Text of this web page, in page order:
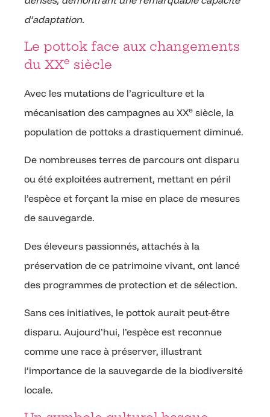
d’adaptation.
Le pottok face aux changements
du XXe siècle
Avec les mutations de l’agriculture et la
mécanisation des campagnes au XXe siècle, la
population de pottoks a drastiquement diminué.
De nombreuses terres de parcours ont disparu
ou été exploitées autrement, mettant en péril
l’espèce et forçant la mise en place de mesures
de sauvegarde.
Des éleveurs passionnés, attachés à la
préservation de ce patrimoine vivant, ont lancé
des programmes de protection et de sélection.
Sans ces initiatives, le pottok aurait peut-être
disparu. Aujourd’hui, l’espèce est reconnue
comme une race à préserver, illustrant
l’importance de la sauvegarde de la biodiversité
locale.